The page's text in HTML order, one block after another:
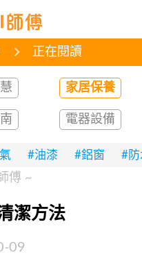
文章
正在閱讀
家居保養
電器設備
#油漆 #鋁窗 #防
傅 ~
潔方法
09